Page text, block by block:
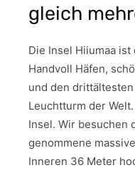
gleich
Die Insel Hiiumaa
Handvoll Häfen,
und den
Leuchtturm der
Insel. Wir besuchen
genommene
Inneren 36 Meter